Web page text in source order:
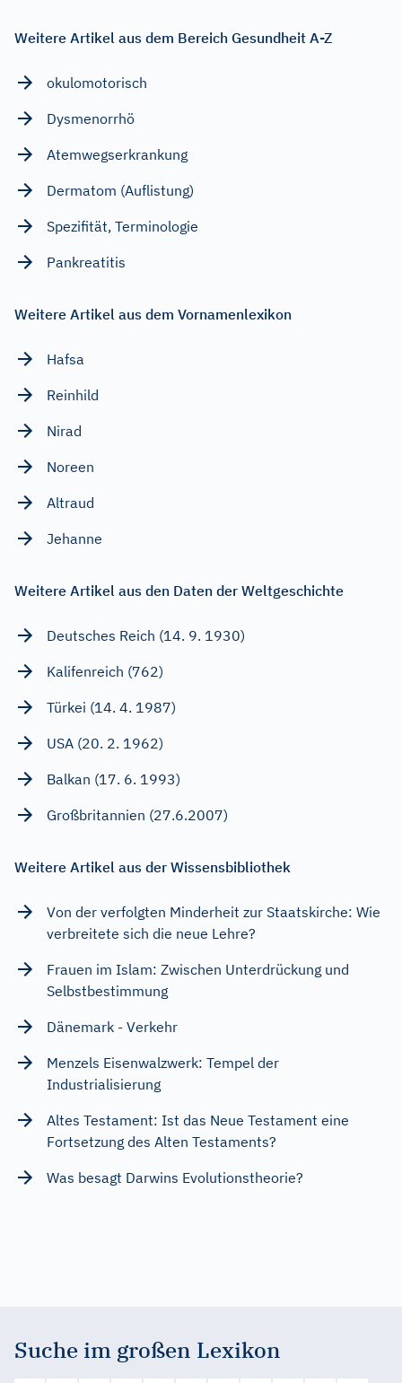
Weitere Artikel aus dem Bereich Gesundheit A-Z
okulomotorisch
Dysmenorrhö
Atemwegserkrankung
Dermatom (Auflistung)
Spezifität, Terminologie
Pankreatitis
Weitere Artikel aus dem Vornamenlexikon
Hafsa
Reinhild
Nirad
Noreen
Altraud
Jehanne
Weitere Artikel aus den Daten der Weltgeschichte
Deutsches Reich (14. 9. 1930)
Kalifenreich (762)
Türkei (14. 4. 1987)
USA (20. 2. 1962)
Balkan (17. 6. 1993)
Großbritannien (27.6.2007)
Weitere Artikel aus der Wissensbibliothek
Von der verfolgten Minderheit zur Staatskirche: Wie
verbreitete sich die neue Lehre?
Frauen im Islam: Zwischen Unterdrückung und
Selbstbestimmung
Dänemark - Verkehr
Menzels Eisenwalzwerk: Tempel der
Industrialisierung
Altes Testament: Ist das Neue Testament eine
Fortsetzung des Alten Testaments?
Was besagt Darwins Evolutionstheorie?
Suche im großen Lexikon